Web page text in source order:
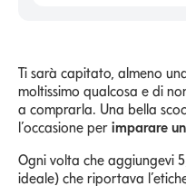
Ti sarà capitato, almeno
moltissimo qualcosa e di
a comprarla. Una bella
l’occasione per imparare
Ogni volta che aggiungevi
ideale) che riportava